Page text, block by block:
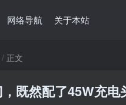
网络导航 关于本站
正文
既然配了45W充电